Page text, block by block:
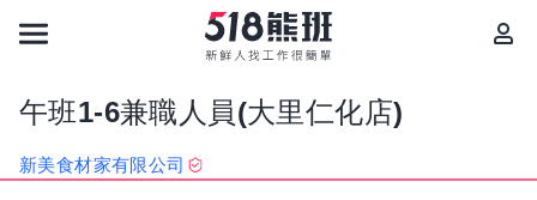
午班1-6兼職人員(大里仁化店)
新美食材家有限公司